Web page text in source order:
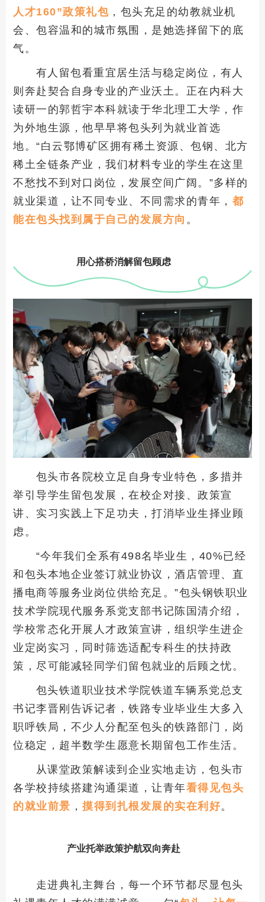
人才160”政策礼包 ，包头充足的幼教就业机
会、包容温和的城市氛围，是她选择留下的底
气。
有人留包看重宜居生活与稳定岗位，有人
则奔赴契合自身专业的产业沃土。正在内科大
读研一的郭哲宇本科就读于华北理工大学，作
为外地生源，他早早将包头列为就业首选
地。“白云鄂博矿区拥有稀土资源、包钢、北方
稀土全链条产业，我们材料专业的学生在这里
不愁找不到对口岗位，发展空间广阔。”多样的
就业渠道，让不同专业、不同需求的青年， 都
能在包头找到属于自己的发展方向 。
用心搭桥消解留包顾虑
包头市各院校立足自身专业特色，多措并
举引导学生留包发展，在校企对接、政策宣
讲、实习实践上下足功夫，打消毕业生择业顾
虑。
“今年我们全系有498名毕业生，40%已经
和包头本地企业签订就业协议，酒店管理、直
播电商等服务业岗位供给充足。”包头钢铁职业
技术学院现代服务系党支部书记陈国清介绍，
学校常态化开展人才政策宣讲，组织学生进企
业定岗实习，同时筛选适配专科生的扶持政
策，尽可能减轻同学们留包就业的后顾之忧。
包头铁道职业技术学院铁道车辆系党总支
书记李晋刚告诉记者，铁路专业毕业生大多入
职呼铁局，不少人分配至包头的铁路部门，岗
位稳定，超半数学生愿意长期留包工作生活。
从课堂政策解读到企业实地走访，包头市
各学校持续搭建沟通渠道，让青年看得见包头
的就业前景 ， 摸得到扎根发展的实在利好。
产业托举政策护航双向奔赴
走进典礼主舞台，每一个环节都尽显包头